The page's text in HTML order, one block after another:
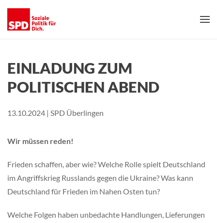
Skip to main content
EINLADUNG ZUM
POLITISCHEN ABEND
13.10.2024 | SPD Überlingen
Wir müssen reden!
Frieden schaffen, aber wie? Welche Rolle spielt Deutschland
im Angriffskrieg Russlands gegen die Ukraine? Was kann
Deutschland für Frieden im Nahen Osten tun?
Welche Folgen haben unbedachte Handlungen, Lieferungen